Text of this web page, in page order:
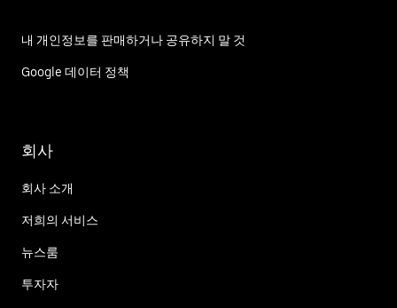
내 개인정보를 판매하거나 공유하지 말 것
Google 데이터 정책
회사
회사 소개
저희의 서비스
뉴스룸
투자자